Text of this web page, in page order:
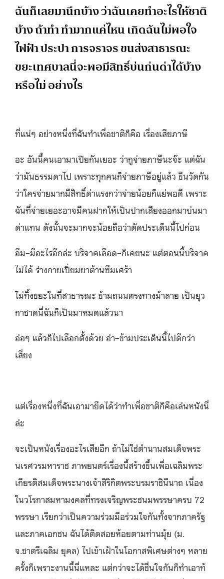
ฉันก็เลยมานึกบ้าง ว่าฉันเคยทำอะไรให้ชาติ
บ้าง ถ้าทำ ทำมากแค่ไหน เกิดฉันไม่พอใจ
ไฟฟ้า ประปา การจราจร ขนส่งสาธารณะ
ขยะเทศบาลนี่จะพอมีสิทธิ์บ่นก่นด่าได้บ้าง
หรือไม่ อย่างไร
ที่แน่ๆ อย่างหนึ่งที่ฉันทำเพื่อชาติก็คือ เรื่องเสียภาษี
อะ อันนี้คนเอามาเปียกันเยอะ ว่ากูจ่ายภาษีนะจ๊ะ แต่ฉัน
ว่ามันธรรมดาไป เพราะทุกคนก็จ่ายภาษีอยู่แล้ว ขืนวัดกัน
ว่าใครจ่ายมากมีสิทธิ์ด่าแรงกว่าจ่ายน้อยก็แย่พอดี เพราะ
ฉันที่จ่ายเยอะอาจมีคนฝากให้เป็นปากเสียงออกมาบ่นมา
ด่าแทน ดังนั้นจะมากจะน้อยถือว่าตัดประเด็นนี้ไปก่อน
อืม–มีอะไรอีกล่ะ บริจาคเลือด–ก็เคยนะ แต่ตอนนี้บริจาค
ไม่ได้ ร่างกายเปี่ยมยาต้านซึมเศร้า
ไม่ทิ้งขยะในที่สาธารณะ ข้ามถนนตรงทางม้าลาย เป็นยุว
กาชาดนี่ฉันก็เป็นมาหมดแล้วนา
อ่อๆ แล้วก็ไปเลือกตั้งด้วย อ่า–ข้ามประเด็นนี้ไปดีกว่า
เสี่ยง
แต่เรื่องหนึ่งที่ฉันเอามายืดได้ว่าทำเพื่อชาติก็คือเล่นหนังนี่
ล่ะ
จะเป็นหนังเรื่องอะไรเสียอีก ถ้าไม่ใช่ตำนานสมเด็จพระ
นเรศวรมหาราช ภาพยนตร์เรื่องนี้สร้างขึ้นเพื่อเฉลิมพระ
เกียรติสมเด็จพระนางเจ้าสิริกิตพระบรมราชินีนาถ เนื่อง
ในวโรกาสมหามงคลที่ทรงเจริญพระชนมพรรษาครบ 72
พรรษา เรียกว่าเป็นความร่วมมือร่วมใจกันทั้งจากภาครัฐ
และภาคเอกชน ฉันได้ติดสอยห้อยตามท่านมุ้ย (ม.
จ.ชาตรีเฉลิม ยุคล) ไปเข้าเฝ้าในโอกาสพิเศษต่างๆ หลาย
ครั้งก็เพราะงานนี้นี่แหละ แต่กว่าจะได้ชื่นใจกันก็ทำเอาท้